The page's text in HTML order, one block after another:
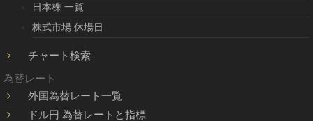
日本株 一覧
株式市場 休場日
チャート検索
為替レート
外国為替レート一覧
ドル円 為替レートと指標